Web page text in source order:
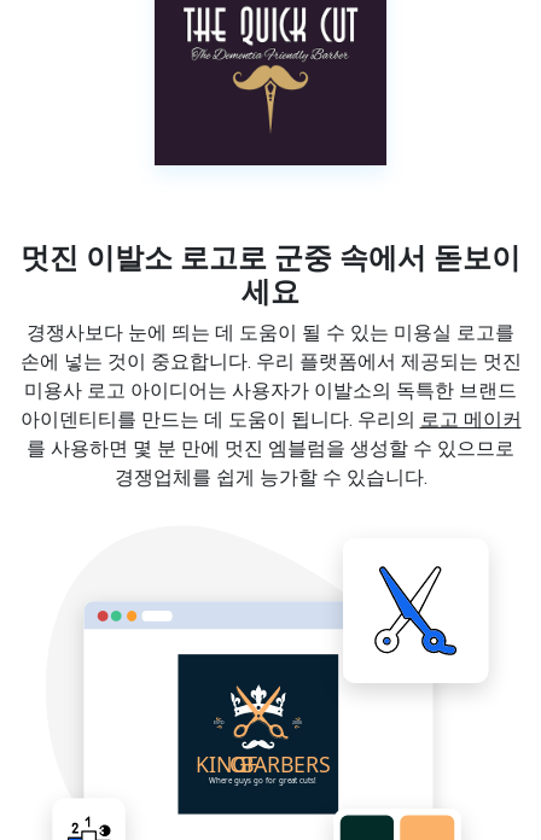
멋진 이발소 로고로 군중 속에서 돋보이
세요
경쟁사보다 눈에 띄는 데 도움이 될 수 있는 미용실 로고를
손에 넣는 것이 중요합니다. 우리 플랫폼에서 제공되는 멋진
미용사 로고 아이디어는 사용자가 이발소의 독특한 브랜드
아이덴티티를 만드는 데 도움이 됩니다. 우리의 로고 메이커
를 사용하면 몇 분 만에 멋진 엠블럼을 생성할 수 있으므로
경쟁업체를 쉽게 능가할 수 있습니다.